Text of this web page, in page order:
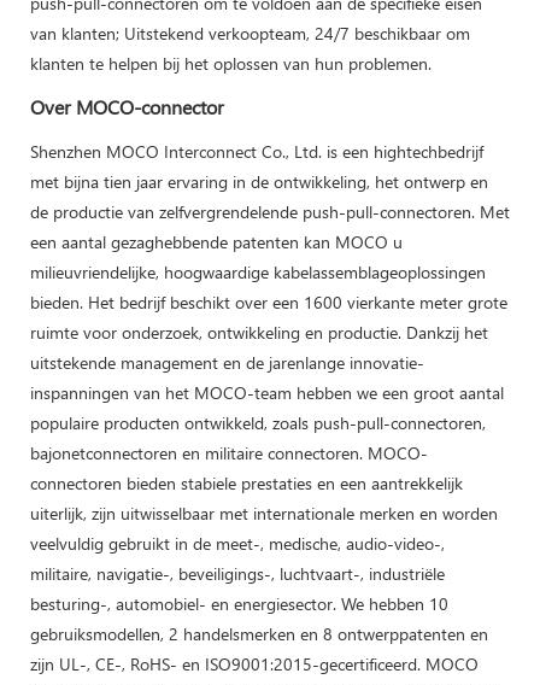
van klanten; Uitstekend verkoopteam, 24/7 beschikbaar om
klanten te helpen bij het oplossen van hun problemen.
Over MOCO-connector
Shenzhen MOCO Interconnect Co., Ltd. is een hightechbedrijf
met bijna tien jaar ervaring in de ontwikkeling, het ontwerp en
de productie van zelfvergrendelende push-pull-connectoren. Met
een aantal gezaghebbende patenten kan MOCO u
milieuvriendelijke, hoogwaardige kabelassemblageoplossingen
bieden. Het bedrijf beschikt over een 1600 vierkante meter grote
ruimte voor onderzoek, ontwikkeling en productie. Dankzij het
uitstekende management en de jarenlange innovatie-
inspanningen van het MOCO-team hebben we een groot aantal
populaire producten ontwikkeld, zoals push-pull-connectoren,
bajonetconnectoren en militaire connectoren. MOCO-
connectoren bieden stabiele prestaties en een aantrekkelijk
uiterlijk, zijn uitwisselbaar met internationale merken en worden
veelvuldig gebruikt in de meet-, medische, audio-video-,
militaire, navigatie-, beveiligings-, luchtvaart-, industriële
besturing-, automobiel- en energiesector. We hebben 10
gebruiksmodellen, 2 handelsmerken en 8 ontwerppatenten en
zijn UL-, CE-, RoHS- en ISO9001:2015-gecertificeerd. MOCO